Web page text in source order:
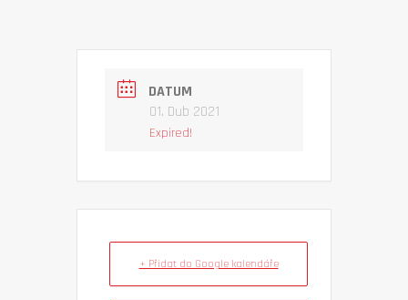
DATUM
01. Dub 2021
Expired!
+ Přidat do Google kalendáře